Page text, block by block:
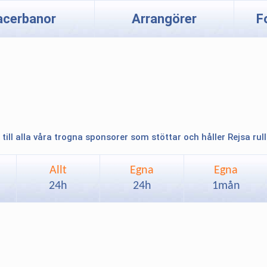
Arrangörer
till alla våra trogna sponsorer som stöttar och håller Rejsa
Allt
24h
Egna
24h
Egna
1mån